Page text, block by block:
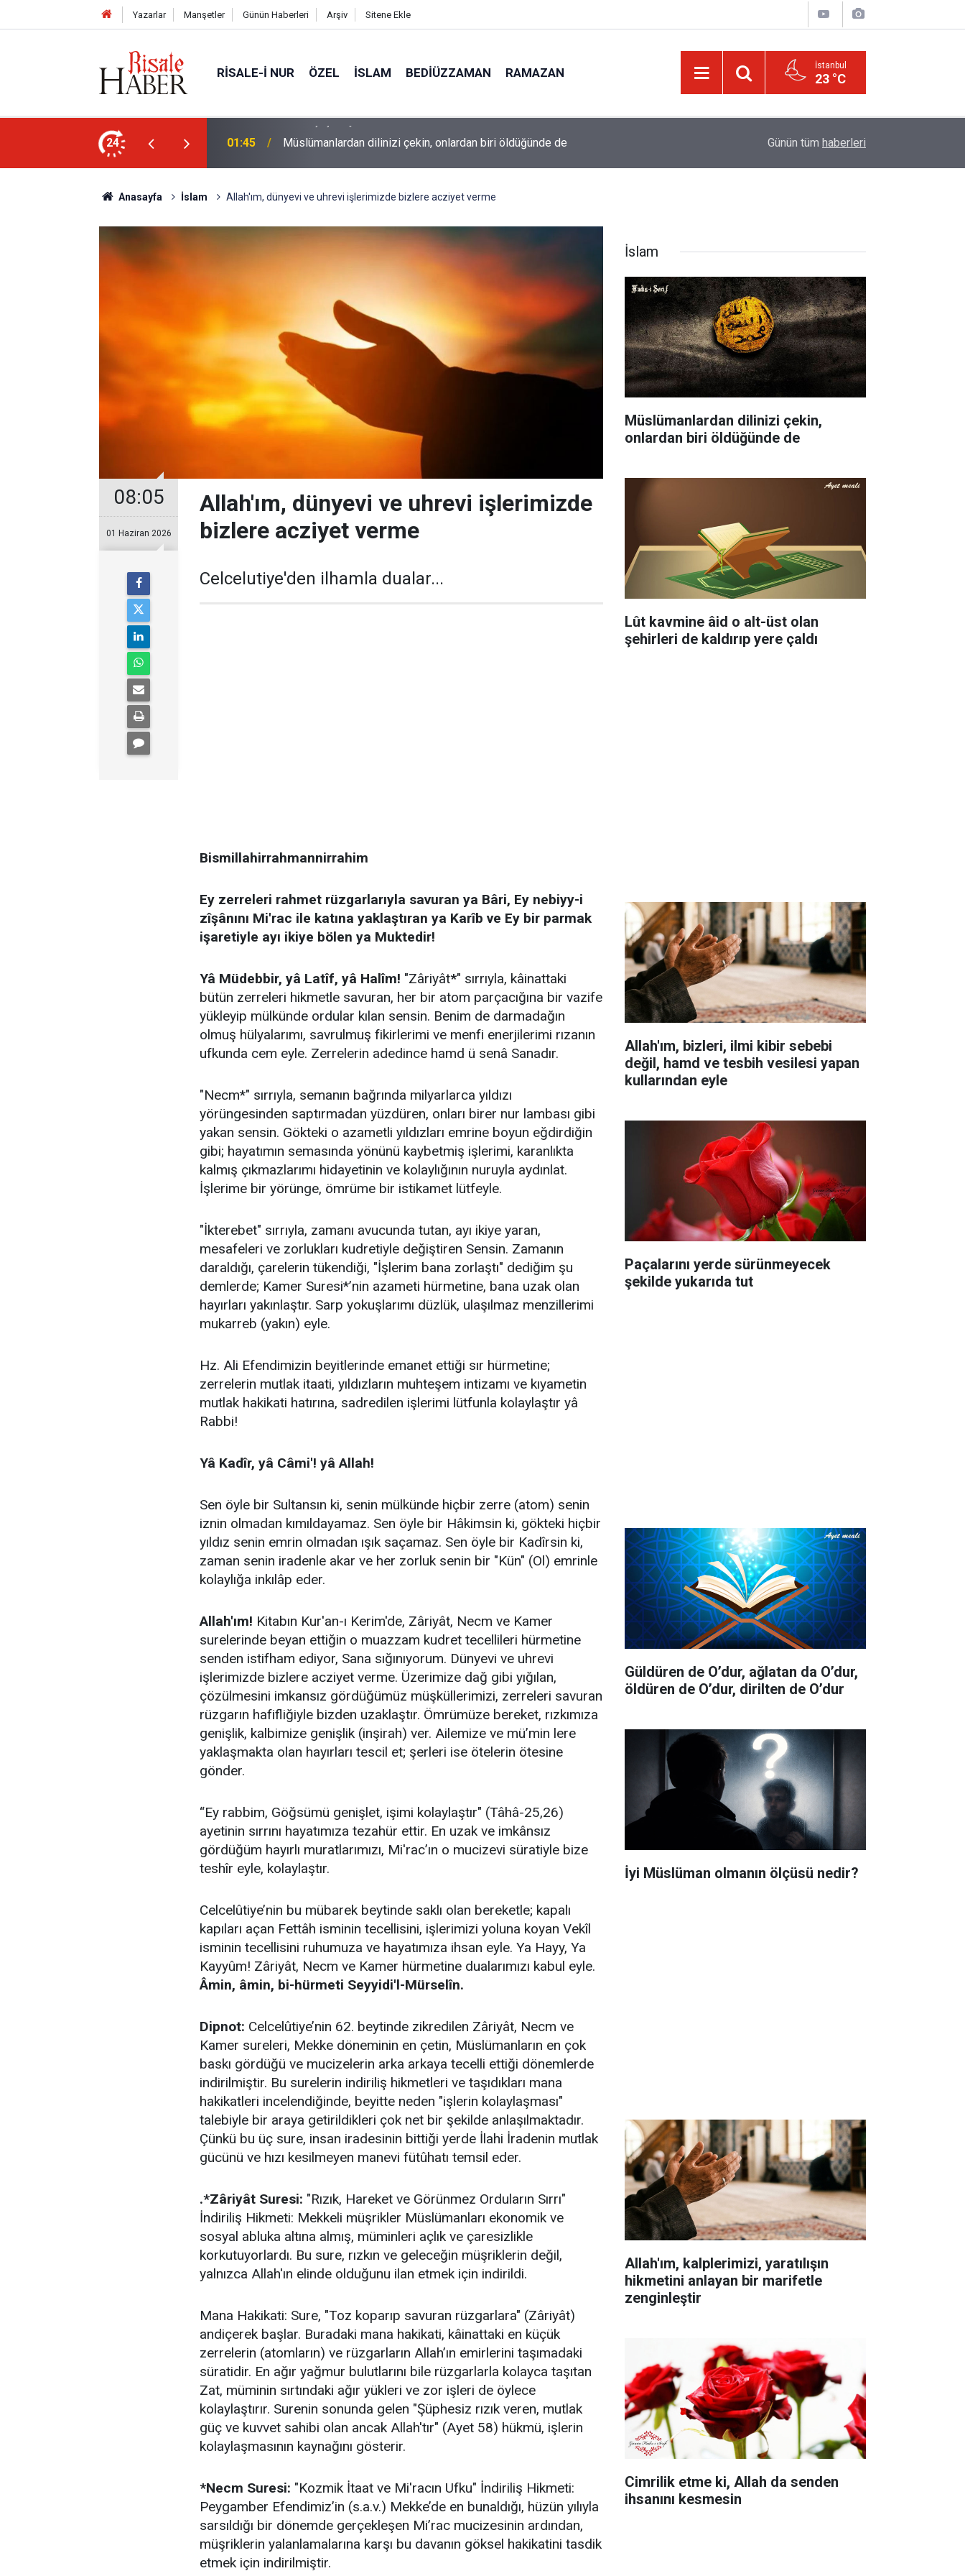
Yazarlar Manşetler Günün Haberleri Arşiv Sitene Ekle
RISALE-I NUR ÖZEL İSLAM BEDIÜZZAMAN RAMAZAN İstanbul
23 °C
24
i havaînin kulağına girip dilinden çıktığı
01:45 Müslümanlardan dilinizi çekin, onlardan biri öldüğünde de Lût kavmine âid o alt-üst olan şehirleri de
Günün tüm haberleri
Anasayfa İslam Allah'ım, dünyevi ve uhrevi işlerimizde bizlere acziyet verme
08:05
01 Haziran 2026
Allah'ım, dünyevi ve uhrevi işlerimizde
bizlere acziyet verme
Celcelutiye'den ilhamla dualar...
Bismillahirrahmannirrahim
Ey zerreleri rahmet rüzgarlarıyla savuran ya Bâri, Ey nebiyy-i
zîşânını Mi'rac ile katına yaklaştıran ya Karîb ve Ey bir parmak
işaretiyle ayı ikiye bölen ya Muktedir!
Yâ Müdebbir, yâ Latîf, yâ Halîm! "Zâriyât*" sırrıyla, kâinattaki
bütün zerreleri hikmetle savuran, her bir atom parçacığına bir vazife
yükleyip mülkünde ordular kılan sensin. Benim de darmadağın
olmuş hülyalarımı, savrulmuş fikirlerimi ve menfi enerjilerimi rızanın
ufkunda cem eyle. Zerrelerin adedince hamd ü senâ Sanadır.
​"Necm*" sırrıyla, semanın bağrında milyarlarca yıldızı
yörüngesinden saptırmadan yüzdüren, onları birer nur lambası gibi
yakan sensin. Gökteki o azametli yıldızları emrine boyun eğdirdiğin
gibi; hayatımın semasında yönünü kaybetmiş işlerimi, karanlıkta
kalmış çıkmazlarımı hidayetinin ve kolaylığının nuruyla aydınlat.
İşlerime bir yörünge, ömrüme bir istikamet lütfeyle.
​"İkterebet" sırrıyla, zamanı avucunda tutan, ayı ikiye yaran,
mesafeleri ve zorlukları kudretiyle değiştiren Sensin. Zamanın
daraldığı, çarelerin tükendiği, "İşlerim bana zorlaştı" dediğim şu
demlerde; Kamer Suresi*’nin azameti hürmetine, bana uzak olan
hayırları yakınlaştır. Sarp yokuşlarımı düzlük, ulaşılmaz menzillerimi
mukarreb (yakın) eyle.
​Hz. Ali Efendimizin beyitlerinde emanet ettiği sır hürmetine;
zerrelerin mutlak itaati, yıldızların muhteşem intizamı ve kıyametin
mutlak hakikati hatırına, sadredilen işlerimi lütfunla kolaylaştır yâ
Rabbi!
Yâ Kadîr, yâ Câmi'! ​yâ Allah!
​Sen öyle bir Sultansın ki, senin mülkünde hiçbir zerre (atom) senin
iznin olmadan kımıldayamaz. Sen öyle bir Hâkimsin ki, gökteki hiçbir
yıldız senin emrin olmadan ışık saçamaz. Sen öyle bir Kadîrsin ki,
zaman senin iradenle akar ve her zorluk senin bir "Kün" (Ol) emrinle
kolaylığa inkılâp eder.
Allah'ım! Kitabın Kur'an-ı Kerim'de, Zâriyât, Necm ve Kamer
surelerinde beyan ettiğin o muazzam kudret tecellileri hürmetine
senden istifham ediyor, Sana sığınıyorum. Dünyevi ve uhrevi
işlerimizde bizlere acziyet verme. Üzerimize dağ gibi yığılan,
çözülmesini imkansız gördüğümüz müşküllerimizi, zerreleri savuran
rüzgarın hafifliğiyle bizden uzaklaştır. Ömrümüze bereket, rızkımıza
genişlik, kalbimize genişlik (inşirah) ver. Ailemize ve mü’min lere
yaklaşmakta olan hayırları tescil et; şerleri ise ötelerin ötesine
gönder.
​“Ey rabbim, Göğsümü genişlet, işimi kolaylaştır" (Tâhâ-25,26)
ayetinin sırrını hayatımıza tezahür ettir. En uzak ve imkânsız
gördüğüm hayırlı muratlarımızı, Mi'rac’ın o mucizevi süratiyle bize
teshîr eyle, kolaylaştır.
Celcelûtiye’nin bu mübarek beytinde saklı olan bereketle; kapalı
kapıları açan Fettâh isminin tecellisini, işlerimizi yoluna koyan Vekîl
isminin tecellisini ruhumuza ve hayatımıza ihsan eyle. Ya Hayy, Ya
Kayyûm! Zâriyât, Necm ve Kamer hürmetine dualarımızı kabul eyle.
Âmin, âmin, bi-hürmeti Seyyidi'l-Mürselîn.
Dipnot: Celcelûtiye’nin 62. beytinde zikredilen Zâriyât, Necm ve
Kamer sureleri, Mekke döneminin en çetin, Müslümanların en çok
baskı gördüğü ve mucizelerin arka arkaya tecelli ettiği dönemlerde
indirilmiştir. Bu surelerin indiriliş hikmetleri ve taşıdıkları mana
hakikatleri incelendiğinde, beyitte neden "işlerin kolaylaşması"
talebiyle bir araya getirildikleri çok net bir şekilde anlaşılmaktadır.
Çünkü bu üç sure, insan iradesinin bittiği yerde İlahi İradenin mutlak
gücünü ve hızı kesilmeyen manevi fütûhatı temsil eder.
.*Zâriyât Suresi: "Rızık, Hareket ve Görünmez Orduların Sırrı"
İndiriliş Hikmeti: Mekkeli müşrikler Müslümanları ekonomik ve
sosyal abluka altına almış, müminleri açlık ve çaresizlikle
korkutuyorlardı. Bu sure, rızkın ve geleceğin müşriklerin değil,
yalnızca Allah'ın elinde olduğunu ilan etmek için indirildi.
​Mana Hakikati: Sure, "Toz koparıp savuran rüzgarlara" (Zâriyât)
andiçerek başlar. Buradaki mana hakikati, kâinattaki en küçük
zerrelerin (atomların) ve rüzgarların Allah’ın emirlerini taşımadaki
süratidir. En ağır yağmur bulutlarını bile rüzgarlarla kolayca taşıtan
Zat, müminin sırtındaki ağır yükleri ve zor işleri de öylece
kolaylaştırır. Surenin sonunda gelen "Şüphesiz rızık veren, mutlak
güç ve kuvvet sahibi olan ancak Allah'tır" (Ayet 58) hükmü, işlerin
kolaylaşmasının kaynağını gösterir.
​*Necm Suresi: "Kozmik İtaat ve Mi'racın Ufku" İndiriliş Hikmeti:
Peygamber Efendimiz’in (s.a.v.) Mekke’de en bunaldığı, hüzün yılıyla
sarsıldığı bir dönemde gerçekleşen Mi’rac mucizesinin ardından,
müşriklerin yalanlamalarına karşı bu davanın göksel hakikatini tasdik
etmek için indirilmiştir.
İslam
Müslümanlardan dilinizi çekin,
onlardan biri öldüğünde de
Lût kavmine âid o alt-üst olan
şehirleri de kaldırıp yere çaldı
Allah'ım, bizleri, ilmi kibir sebebi
değil, hamd ve tesbih vesilesi yapan
kullarından eyle
Paçalarını yerde sürünmeyecek
şekilde yukarıda tut
Güldüren de O’dur, ağlatan da O’dur,
öldüren de O’dur, dirilten de O’dur
İyi Müslüman olmanın ölçüsü nedir?
Allah'ım, kalplerimizi, yaratılışın
hikmetini anlayan bir marifetle
zenginleştir
Cimrilik etme ki, Allah da senden
ihsanını kesmesin